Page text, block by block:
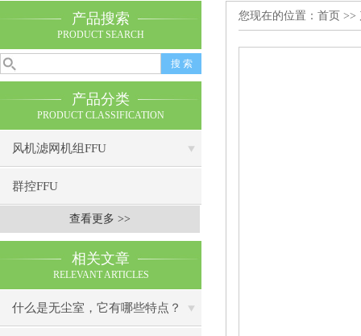
产品搜索
PRODUCT SEARCH
产品分类
PRODUCT CLASSIFICATION
风机滤网机组FFU
群控FFU
查看更多 >>
相关文章
RELEVANT ARTICLES
什么是无尘室，它有哪些特点？
您现在的位置： 首页 >>